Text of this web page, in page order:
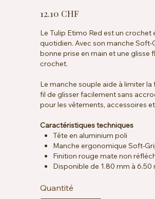
12.10 CHF
Le Tulip Etimo Red est un
quotidien. Avec son manche Soft-
bonne prise en main et une glisse
crochet.
Le manche souple aide à limiter
fil de glisser facilement sans
pour les vêtements, accessoires
Caractéristiques techniques
Tête en aluminium poli
Manche ergonomique Soft-
Finition rouge mate non
Disponible de 1.80 mm à 6.50
Quantité